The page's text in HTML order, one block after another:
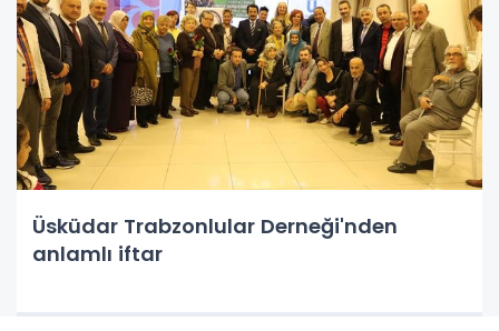
Üsküdar Trabzonlular Derneği'nden
anlamlı iftar